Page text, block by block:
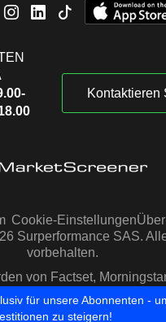
Kontaktieren
Cookie-Einstellungen
Surperformance SAS.
vorbehalten.
von Factset,
IQ zur Verfügung gestellt
für unsere Abonnenten -
zu steigern!